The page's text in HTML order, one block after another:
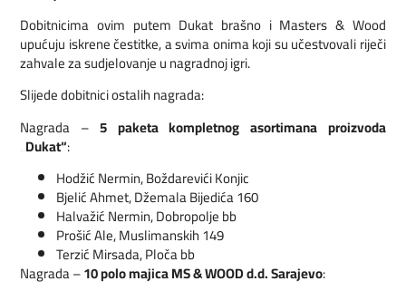
Dobitnicima ovim putem Dukat brašno i Masters & Wood
upućuju iskrene čestitke, a svima onima koji su učestvovali riječi
zahvale za sudjelovanje u nagradnoj igri.
Slijede dobitnici ostalih nagrada:
Nagrada – 5 paketa kompletnog asortimana proizvoda
„Dukat“:
Hodžić Nermin, Boždarevići Konjic
Bjelić Ahmet, Džemala Bijedića 160
Halvažić Nermin, Dobropolje bb
Prošić Ale, Muslimanskih 149
Terzić Mirsada, Ploča bb
Nagrada –10 polo majica MS & WOOD d.d. Sarajevo: